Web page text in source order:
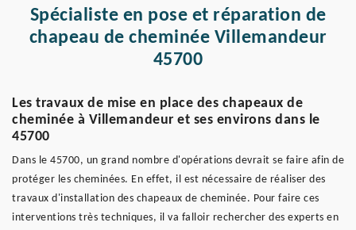
Spécialiste en pose et réparation de
chapeau de cheminée Villemandeur
45700
Les travaux de mise en place des chapeaux de
cheminée à Villemandeur et ses environs dans le
45700
Dans le 45700, un grand nombre d'opérations devrait se faire afin de
protéger les cheminées. En effet, il est nécessaire de réaliser des
travaux d'installation des chapeaux de cheminée. Pour faire ces
interventions très techniques, il va falloir rechercher des experts en